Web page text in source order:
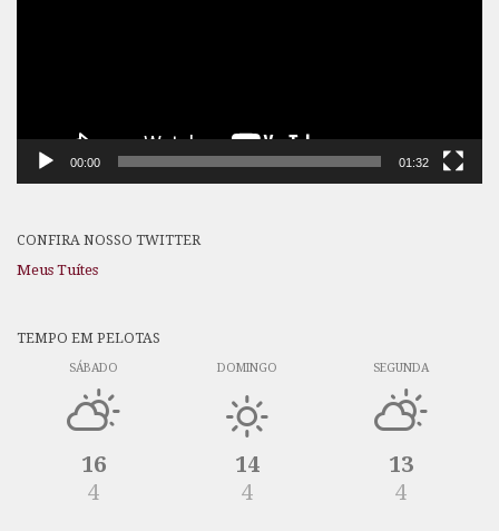
00:00 01:32
CONFIRA NOSSO TWITTER
Meus Tuítes
TEMPO EM PELOTAS
SÁBADO
16
4
DOMINGO
14
4
SEGUNDA
13
4